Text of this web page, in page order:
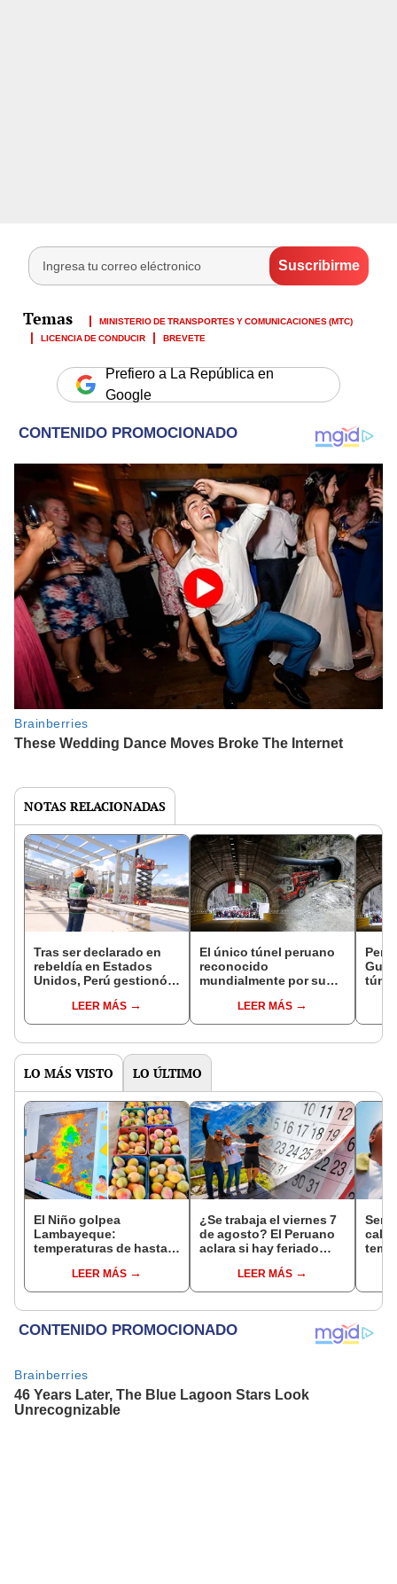
MINISTERIO DE TRANSPORTES Y COMUNICACIONES (MTC)
LICENCIA DE CONDUCIR
BREVETE
Prefiero a La República en
Google
NOTAS RELACIONADAS
Tras ser declarado en
rebeldía en Estados
Unidos, Perú gestionó
US$91 millones por
Aeropuerto de
LEER MÁS
El único túnel peruano
reconocido
mundialmente por su
atraviesa aguas de
hasta 71.2° de
LEER MÁS
Perú
túnel
LO MÁS VISTO LO ÚLTIMO
El Niño golpea
Lambayeque:
temperaturas de hasta
producción de mango y
palta
LEER MÁS
¿Se trabaja el viernes 7
de agosto? El Peruano
aclara si hay feriado
del 6 de agosto
LEER MÁS
aviso